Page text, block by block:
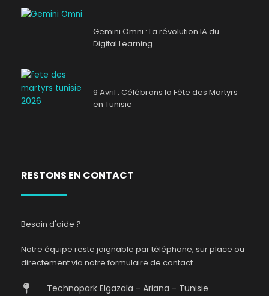
Gemini Omni : La révolution IA du
Digital Learning
9 Avril : Célébrons la Fête des Martyrs
en Tunisie
RESTONS EN CONTACT
Besoin d'aide ?
Notre équipe reste joignable par téléphone, sur place ou
directement via notre formulaire de contact.
Technopark Elgazala - Ariana - Tunisie